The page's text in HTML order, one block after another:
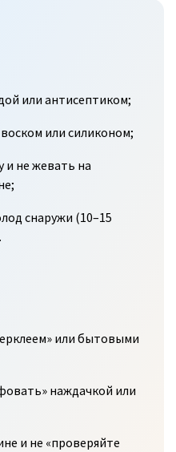
или антисептиком;
или силиконом;
и не жевать на
снаружи (10–15
или бытовыми
наждачкой или
и не «проверяйте